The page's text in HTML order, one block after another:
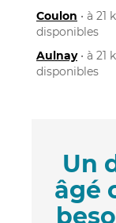
Coulon • à
disponibles
Aulnay• à 21
disponibles
Un
âgé